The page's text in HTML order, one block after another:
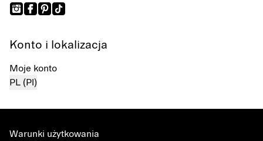
Konto i lokalizacja
Moje konto
PL (Pl)
Warunki użytkowania